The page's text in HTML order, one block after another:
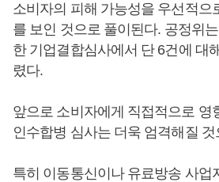
소비자의 피해 가능성을 우선적으
를 보인 것으로 풀이된다. 공정위
한 기업결합심사에서 단 6건에 대
렸다.
앞으로 소비자에게 직접적으로 영
인수합병 심사는 더욱 엄격해질
특히 이동통신이나 유료방송 사업